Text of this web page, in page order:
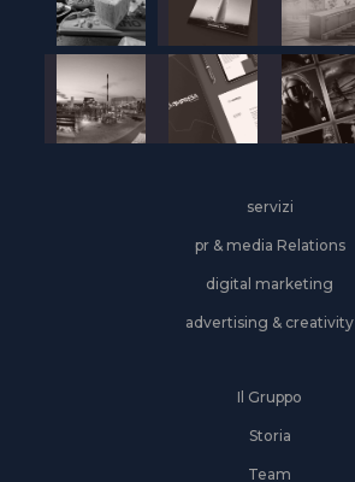
servizi
pr & media Relations
digital marketing
advertising & creativity
Il Gruppo
Storia
Team